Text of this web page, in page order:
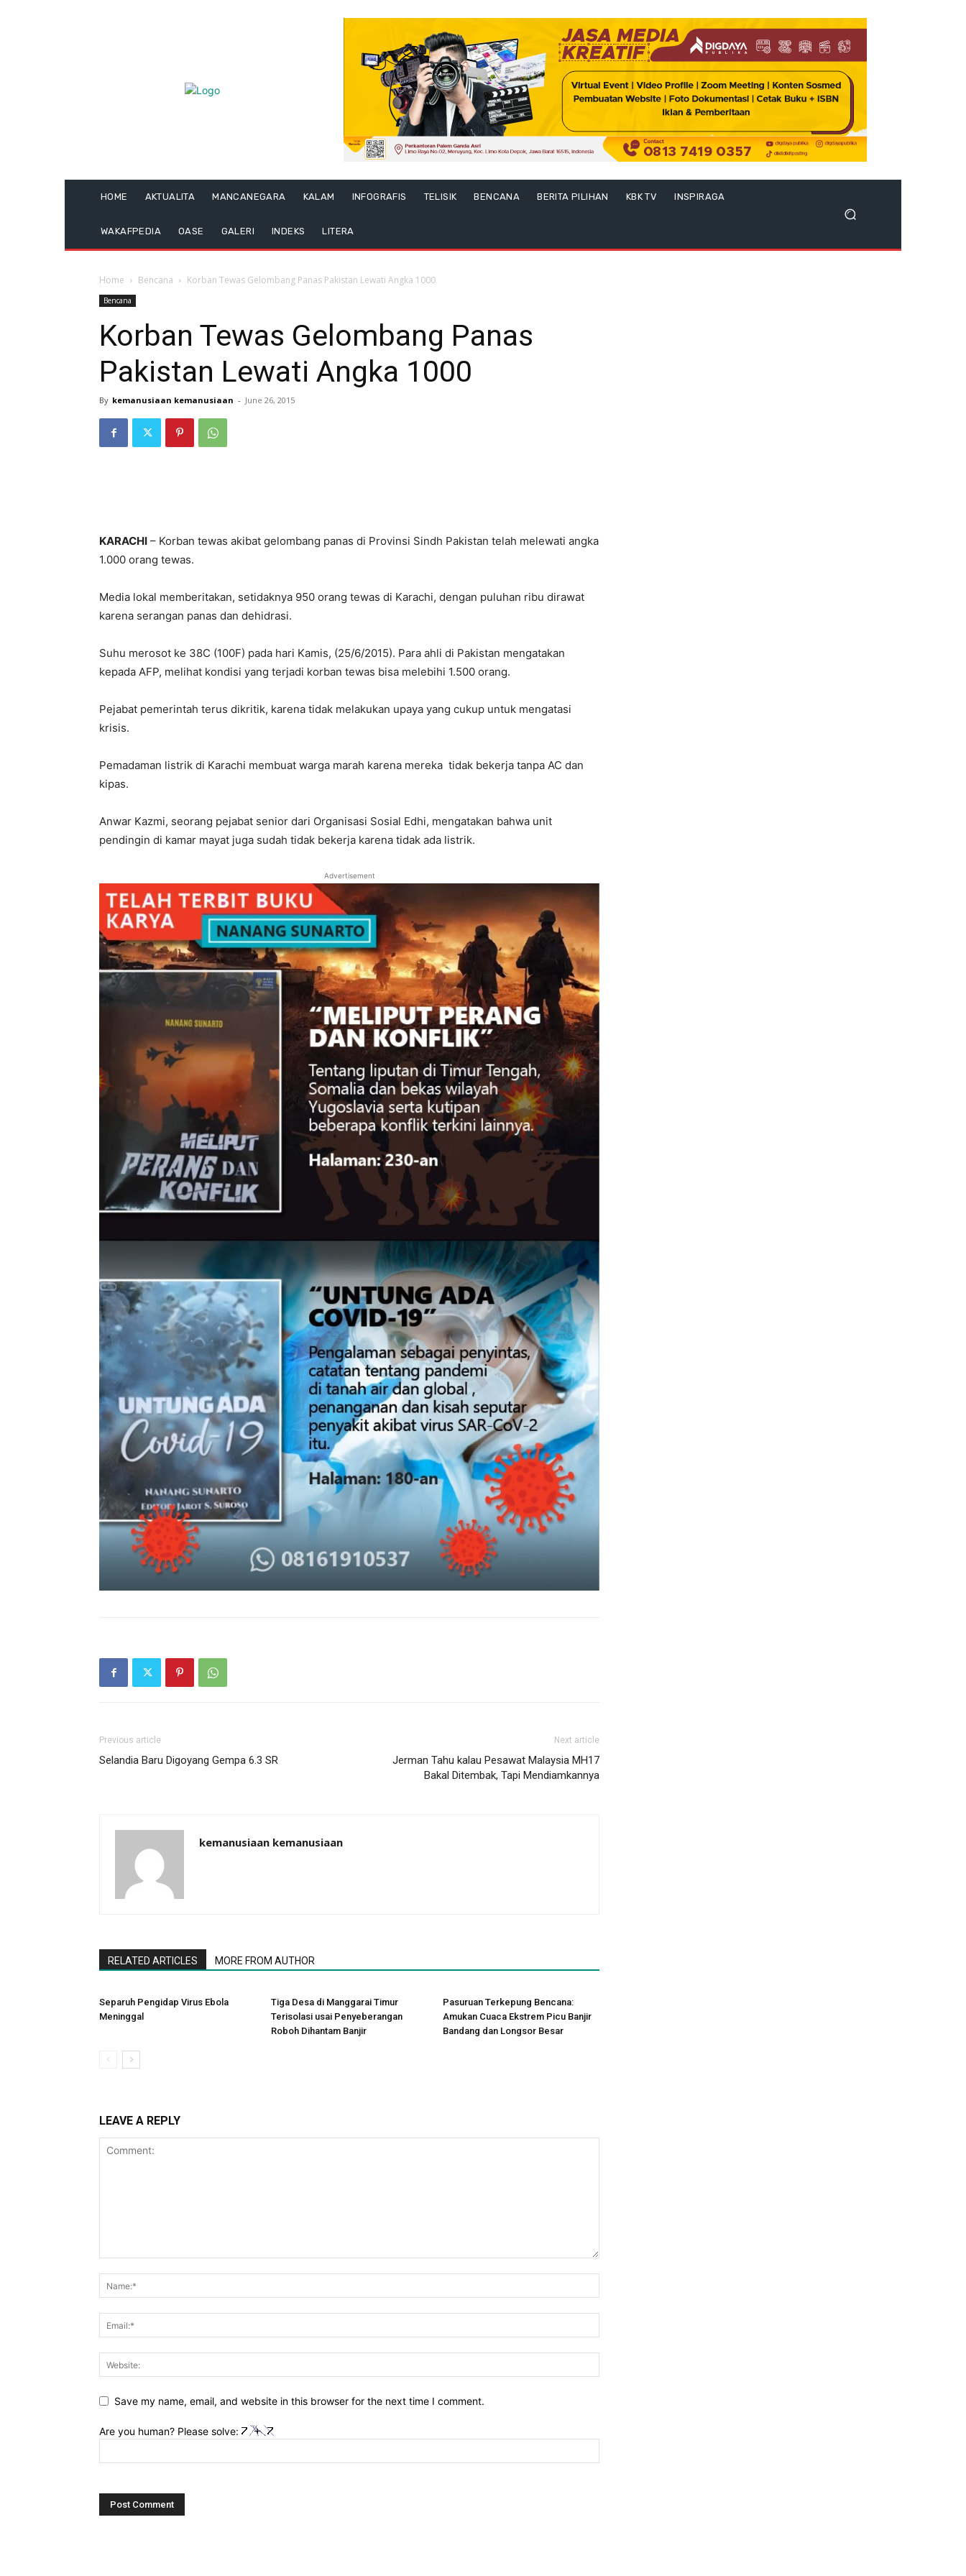
HOME AKTUALITA MANCANEGARA KALAM INFOGRAFIS TELISIK BENCANA BERITA PILIHAN KBK TV INSPIRAGA
WAKAFPEDIA OASE GALERI INDEKS LITERA
Home Bencana Korban Tewas Gelombang Panas Pakistan Lewati Angka 1000
Bencana
Korban Tewas Gelombang Panas
Pakistan Lewati Angka 1000
By kemanusiaan kemanusiaan - June 26, 2015
KARACHI – Korban tewas akibat gelombang panas di Provinsi Sindh Pakistan telah melewati angka
1.000 orang tewas.
Media lokal memberitakan, setidaknya 950 orang tewas di Karachi, dengan puluhan ribu dirawat
karena serangan panas dan dehidrasi.
Suhu merosot ke 38C (100F) pada hari Kamis, (25/6/2015). Para ahli di Pakistan mengatakan
kepada AFP, melihat kondisi yang terjadi korban tewas bisa melebihi 1.500 orang.
Pejabat pemerintah terus dikritik, karena tidak melakukan upaya yang cukup untuk mengatasi
krisis.
Pemadaman listrik di Karachi membuat warga marah karena mereka tidak bekerja tanpa AC dan
kipas.
Anwar Kazmi, seorang pejabat senior dari Organisasi Sosial Edhi, mengatakan bahwa unit
pendingin di kamar mayat juga sudah tidak bekerja karena tidak ada listrik.
Advertisement
Previous article
Selandia Baru Digoyang Gempa 6.3 SR
Next article
Jerman Tahu kalau Pesawat Malaysia MH17
Bakal Ditembak, Tapi Mendiamkannya
kemanusiaan kemanusiaan
RELATED ARTICLES MORE FROM AUTHOR
Separuh Pengidap Virus Ebola
Meninggal
Tiga Desa di Manggarai Timur
Terisolasi usai Penyeberangan
Roboh Dihantam Banjir
Pasuruan Terkepung Bencana:
Amukan Cuaca Ekstrem Picu Banjir
Bandang dan Longsor Besar
LEAVE A REPLY
Save my name, email, and website in this browser for the next time I comment.
Are you human? Please solve: